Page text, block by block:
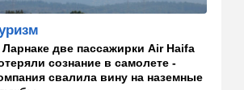
В мире
Шенген трещит по швам:
Сеута окончательно
рассорила две европейские
страны
Ларнаке две пассажирки Air Haifa
сознание в самолете -
свалила вину на наземные